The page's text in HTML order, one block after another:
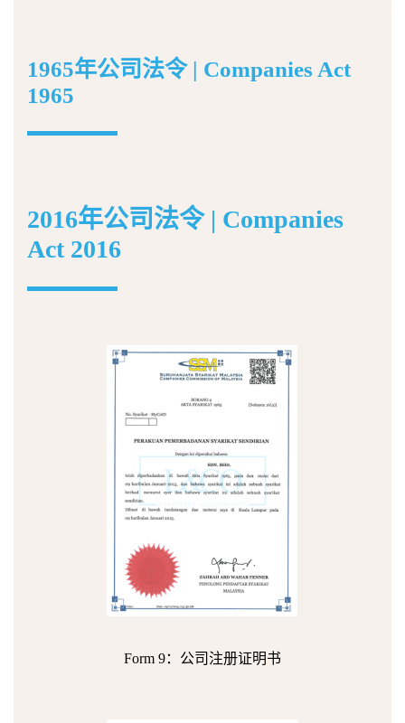
1965年公司法令 | Companies Act
1965
2016年公司法令 | Companies
Act 2016
Form 9：公司注册证明书